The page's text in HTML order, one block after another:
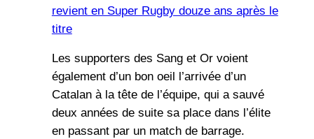
revient en Super Rugby douze ans après le
titre
Les supporters des Sang et Or voient
également d’un bon oeil l’arrivée d’un
Catalan à la tête de l’équipe, qui a sauvé
deux années de suite sa place dans l’élite
en passant par un match de barrage.